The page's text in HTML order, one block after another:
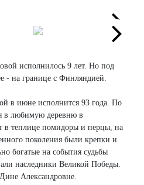
Next
исполнилось 9 лет. Но под
- на границе с Финляндией.
в июне исполнится 93 года. По
в любимую деревню в
в теплице помидоры и перцы, на
поколения были крепки и
богатые на события судьбы
наследники Великой Победы.
Александровне.